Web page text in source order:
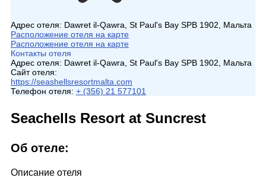
Адрес отеля: Dawret il-Qawra, St Paul's Bay SPB 1902, Мальта
Расположение отеля на карте
Расположение отеля на карте
Контакты отеля
Адрес отеля: Dawret il-Qawra, St Paul's Bay SPB 1902, Мальта
Сайт отеля:
https://seashellsresortmalta.com
Телефон отеля: + (356) 21 577101
Seachells Resort at Suncrest
Об отеле:
Описание отеля